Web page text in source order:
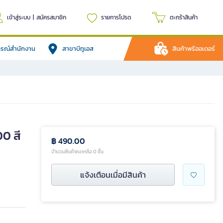
เข้าสู่ระบบ | สมัครสมาชิก รายการโปรด ตะกร้าสินค้า
รณ์สำนักงาน สาขาบีทูเอส สินค้าพรีออเดอร์
สี
฿ 490.00
จำนวนสินค้าคงเหลือ 0 ชิ้น
แจ้งเตือนเมื่อมีสินค้า